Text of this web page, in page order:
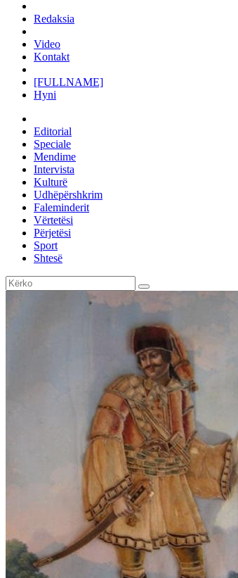
Redaksia
Video
Kontakt
[FULLNAME]
Hyni
Editorial
Speciale
Mendime
Intervista
Kulturë
Udhëpërshkrim
Faleminderit
Vërtetësi
Përjetësi
Sport
Shtesë